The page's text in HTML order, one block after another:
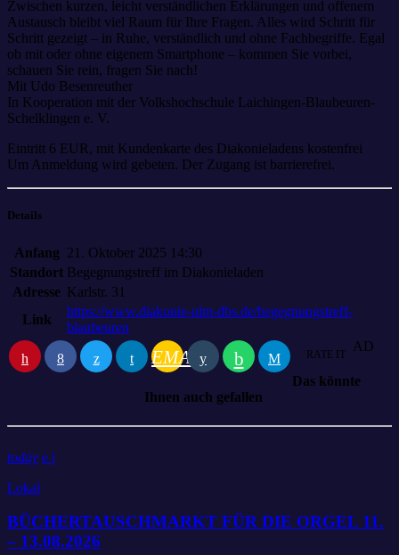
Zwischen kurzen, leicht verständlichen Erklärungen und offenem
Austausch bleibt viel Raum für Ihre Fragen. Alles wird Schritt für
Schritt gezeigt – in Ruhe, verständlich und ohne Fachbegriffe. Egal
ob mit oder ohne eigenem Smartphone – kommen Sie vorbei,
schauen Sie rein, fragen Sie nach!
Mit Udo Besenreuther
In Kooperation mit der Volkshochschule Laichingen-Blaubeuren-
Schelklingen e. V.
Eintritt 6 EUR, mit Kundenkarte des Diakonieladens kostenfrei
Um Anmeldung wird gebeten. Der Zugang ist barrierefrei.
Details
Anfang 21. Oktober 2025 14:30
Standort Begegnungstreff im Diakonieladen
Adresse Karlstr. 31
Link
https://www.diakonie-ulm-dbs.de/begegnungstreff-
blaubeuren
EMAIL RATE IT
AD
Das könnte
Ihnen auch gefallen
today
Lokal
BÜCHERTAUSCHMARKT FÜR DIE ORGEL 11.
– 13.08.2026